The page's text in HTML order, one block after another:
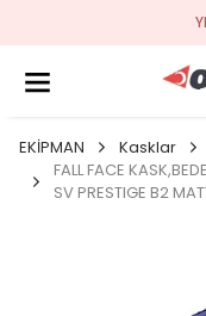
EKİPMAN Kasklar
FALL FACE
SV PRESTIGE B2